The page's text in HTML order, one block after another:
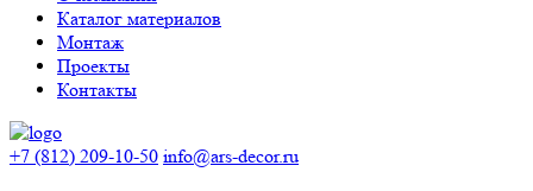
Каталог материалов
Монтаж
Проекты
Контакты
+7 (812) 209-10-50 info@ars-decor.ru